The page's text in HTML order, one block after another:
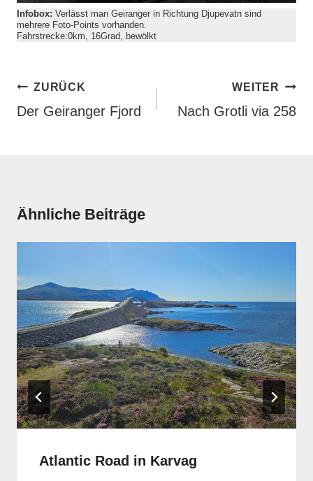
y
Infobox: Verlässt man Geiranger in Richtung Djupevatn sind
mehrere Foto-Points vorhanden.
Fahrstrecke:0km, 16Grad, bewölkt
Beitragsnavigation
ZURÜCK
Der Geiranger Fjord
WEITER
Nach Grotli via 258
Ähnliche Beiträge
Atlantic Road in Karvag